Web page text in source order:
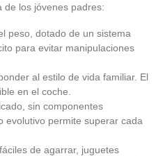
de los jóvenes padres:
peso, dotado de un sistema
para evitar manipulaciones
al estilo de vida familiar. El
en el coche.
sin componentes
evolutivo permite superar cada
de agarrar, juguetes